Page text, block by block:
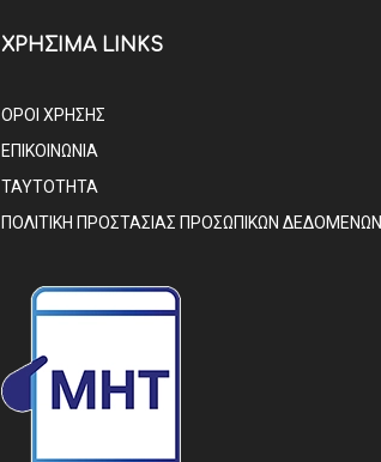
ΧΡΗΣΙΜΑ LINKS
ΟΡΟΙ ΧΡΗΣΗΣ
ΕΠΙΚΟΙΝΩΝΙΑ
ΤΑΥΤΟΤΗΤΑ
ΠΟΛΙΤΙΚΗ ΠΡΟΣΤΑΣΙΑΣ ΠΡΟΣΩΠΙΚΩΝ ΔΕΔΟΜΕΝΩΝ